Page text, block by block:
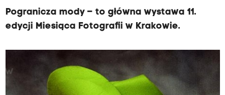
Pogranicza mody – to główna wystawa 11.
edycji Miesiąca Fotografii w Krakowie.